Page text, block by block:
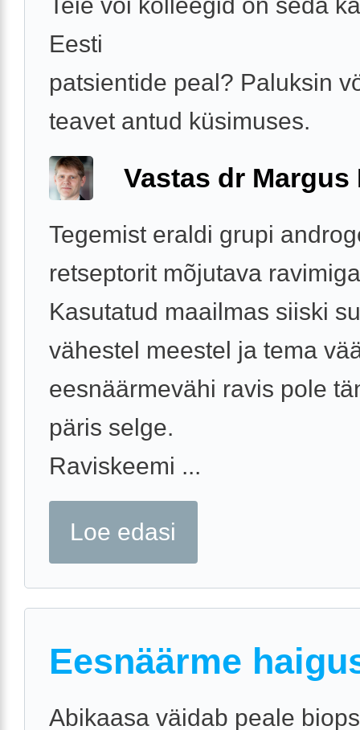
Eesti
patsientide peal? Paluksin
teavet antud küsimuses.
Vastas dr Margus
Tegemist eraldi grupi
retseptorit mõjutava
Kasutatud maailmas siiski
vähestel meestel ja tema
eesnäärmevähi ravis pole
päris selge.
Raviskeemi ...
Loe edasi
Eesnäärme
Abikaasa väidab peale